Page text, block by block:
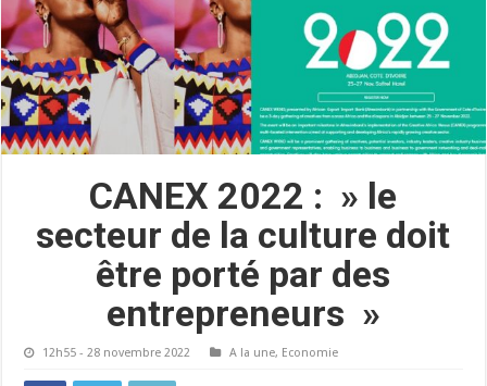
CANEX 2022 : » le
secteur de la culture doit
être porté par des
entrepreneurs »
12h55 - 28 novembre 2022 A la une, Economie